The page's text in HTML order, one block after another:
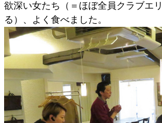
欲深い女たち（＝ほぼ全員クラブエ
る）、よく食べました。